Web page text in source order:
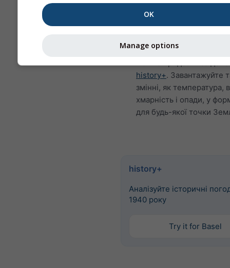
додатковою
(
1940 року для Autun-
history+. Завантажуйте
змінні, як температура,
хмарність і опади, у
для будь-якої точки
history+
Аналізуйте історичні
1940 року
Try it for Basel
OK
Manage options